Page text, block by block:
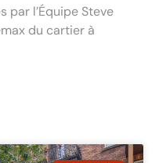
par l’Équipe Steve
du cartier à